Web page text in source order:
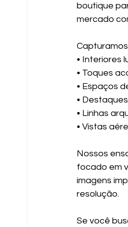
boutique
mercado
• Interiores
• Toques
• Espaços
•
• Linhas
• Vistas
Nossos
focado em
imagens
resolução.
Se você